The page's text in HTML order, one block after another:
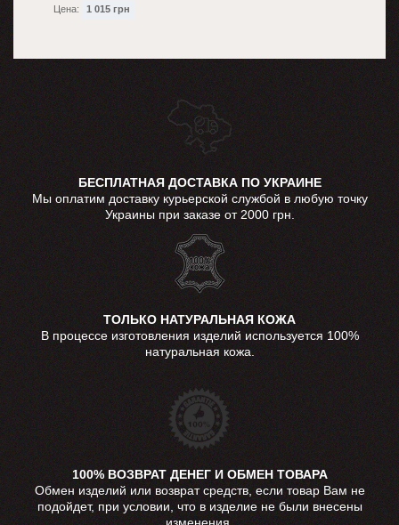
Цена:
1 015 грн
БЕСПЛАТНАЯ ДОСТАВКА ПО УКРАИНЕ
Мы оплатим доставку курьерской службой в любую точку
Украины при заказе от 2000 грн.
ТОЛЬКО НАТУРАЛЬНАЯ КОЖА
В процессе изготовления изделий используется 100%
натуральная кожа.
100% ВОЗВРАТ ДЕНЕГ И ОБМЕН ТОВАРА
Обмен изделий или возврат средств, если товар Вам не
подойдет, при условии, что в изделие не были внесены